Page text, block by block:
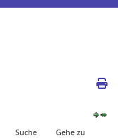
Suche
Gehe zu